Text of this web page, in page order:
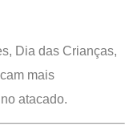
Dia das Crianças,
mais
atacado.